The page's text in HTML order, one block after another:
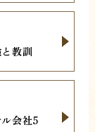
教訓
会社5